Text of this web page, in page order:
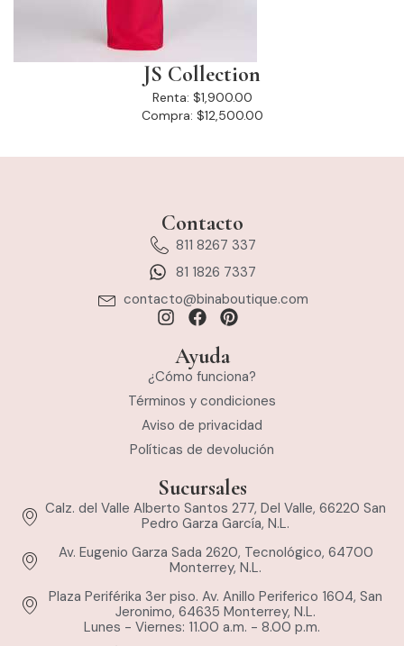
JS Collection
Renta: $1,900.00
Compra: $12,500.00
Contacto
811 8267 337
81 1826 7337
contacto@binaboutique.com
Ayuda
¿Cómo funciona?
Términos y condiciones
Aviso de privacidad
Políticas de devolución
Sucursales
Calz. del Valle Alberto Santos 277, Del Valle, 66220 San
Pedro Garza García, N.L.
Av. Eugenio Garza Sada 2620, Tecnológico, 64700
Monterrey, N.L.
Plaza Periférika 3er piso. Av. Anillo Periferico 1604, San
Jeronimo, 64635 Monterrey, N.L.
Lunes - Viernes: 11.00 a.m. - 8.00 p.m.